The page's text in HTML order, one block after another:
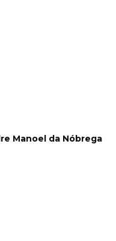
Manoel da Nóbrega